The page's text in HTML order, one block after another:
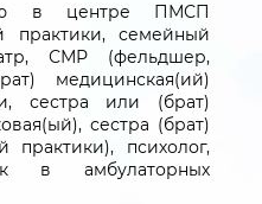
в центре ПМСП
практики, семейный
СМР (фельдшер,
медицинская(ий)
сестра или (брат)
сестра (брат)
практики), психолог,
в амбулаторных